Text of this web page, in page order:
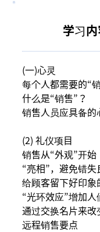
学习
(一)心灵
每个人都需要的“
什么是“销售”？
销售人员应具备的
(2) 礼仪项目
销售从“外观”开始
“亮相”，避免错失
给顾客留下好印象
“光环效应”增加
通过交换名片来改
远程销售要点